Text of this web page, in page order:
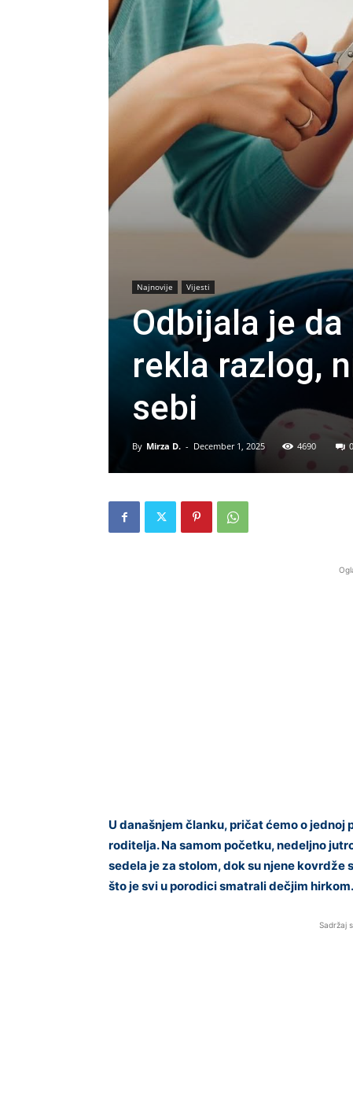
Najnovije Vijesti
Odbijala je
rekla razlog,
sebi
By Mirza D. - December 1, 2025 4690 0
U današnjem članku, pričat ćemo o
roditelja. Na samom početku, nedeljno
sedela je za stolom, dok su njene kovrdže
što je svi u porodici smatrali dečjim
Sadržaj